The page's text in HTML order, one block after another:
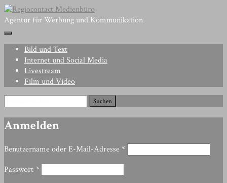
Skip
to
content
Agentur für Werbung und Kommunikation
Bild und Text
Internet und Social Media
Livestream
Film und Video
nach:
Suchen
Anmelden
Benutzername oder E-Mail-Adresse *
Passwort *